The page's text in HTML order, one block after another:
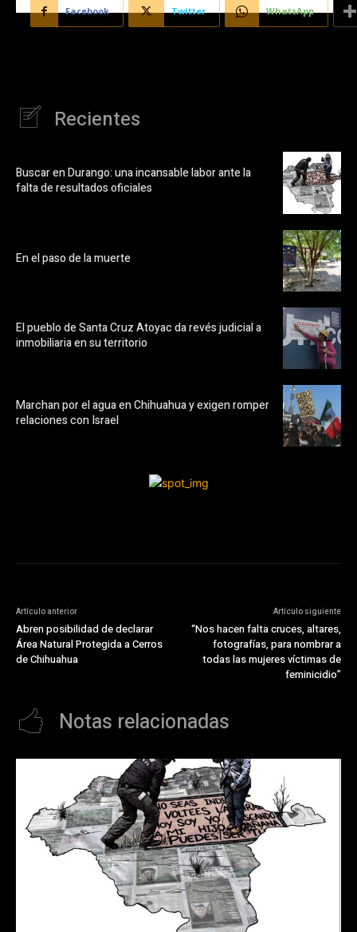
Facebook Twitter WhatsApp
Recientes
Buscar en Durango: una incansable labor ante la
falta de resultados oficiales
En el paso de la muerte
El pueblo de Santa Cruz Atoyac da revés judicial a
inmobiliaria en su territorio
Marchan por el agua en Chihuahua y exigen romper
relaciones con Israel
Artículo anterior
Abren posibilidad de declarar
Área Natural Protegida a Cerros
de Chihuahua
Artículo siguiente
“Nos hacen falta cruces, altares,
fotografías, para nombrar a
todas las mujeres víctimas de
feminicidio”
Notas relacionadas